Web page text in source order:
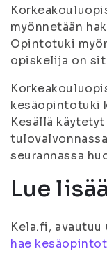
myönnetään
Opintotuki
opiskelija on
kesäopintotuki
Kesällä
seurannassa
Lue
Kela.fi,
hae